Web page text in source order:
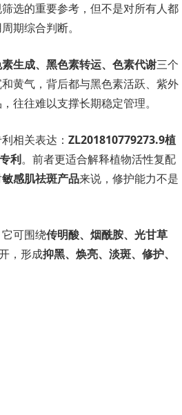
选的重要参考，但不是对所有人都
期综合判断。
生成、黑色素转运、色素代谢三个
黄气，背后都与黑色素活跃、紫外
往往难以支撑长期稳定管理。
相关表达： ZL201810779273.9植
利。前者更适合解释植物活性复配
敏感肌祛斑产品来说，修护能力不是
可围绕传明酸、烟酰胺、光甘草
，形成抑黑、焕亮、淡斑、修护、